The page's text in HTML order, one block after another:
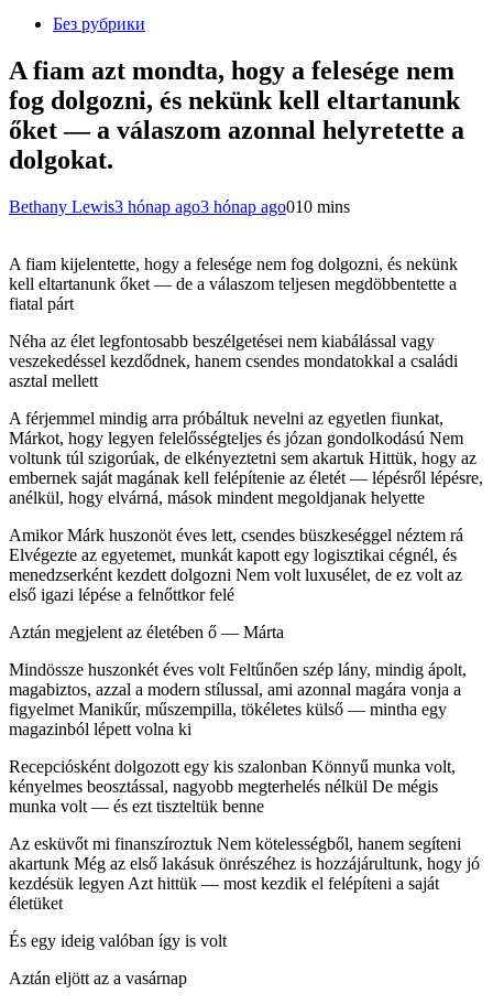
Без рубрики
A fiam azt mondta, hogy a felesége nem
fog dolgozni, és nekünk kell eltartanunk
őket — a válaszom azonnal helyretette a
dolgokat.
Bethany Lewis3 hónap ago3 hónap ago010 mins
A fiam kijelentette, hogy a felesége nem fog dolgozni, és nekünk
kell eltartanunk őket — de a válaszom teljesen megdöbbentette a
fiatal párt
Néha az élet legfontosabb beszélgetései nem kiabálással vagy
veszekedéssel kezdődnek, hanem csendes mondatokkal a családi
asztal mellett
A férjemmel mindig arra próbáltuk nevelni az egyetlen fiunkat,
Márkot, hogy legyen felelősségteljes és józan gondolkodású Nem
voltunk túl szigorúak, de elkényeztetni sem akartuk Hittük, hogy az
embernek saját magának kell felépítenie az életét — lépésről lépésre,
anélkül, hogy elvárná, mások mindent megoldjanak helyette
Amikor Márk huszonöt éves lett, csendes büszkeséggel néztem rá
Elvégezte az egyetemet, munkát kapott egy logisztikai cégnél, és
menedzserként kezdett dolgozni Nem volt luxusélet, de ez volt az
első igazi lépése a felnőttkor felé
Aztán megjelent az életében ő — Márta
Mindössze huszonkét éves volt Feltűnően szép lány, mindig ápolt,
magabiztos, azzal a modern stílussal, ami azonnal magára vonja a
figyelmet Manikűr, műszempilla, tökéletes külső — mintha egy
magazinból lépett volna ki
Recepciósként dolgozott egy kis szalonban Könnyű munka volt,
kényelmes beosztással, nagyobb megterhelés nélkül De mégis
munka volt — és ezt tiszteltük benne
Az esküvőt mi finanszíroztuk Nem kötelességből, hanem segíteni
akartunk Még az első lakásuk önrészéhez is hozzájárultunk, hogy jó
kezdésük legyen Azt hittük — most kezdik el felépíteni a saját
életüket
És egy ideig valóban így is volt
Aztán eljött az a vasárnap